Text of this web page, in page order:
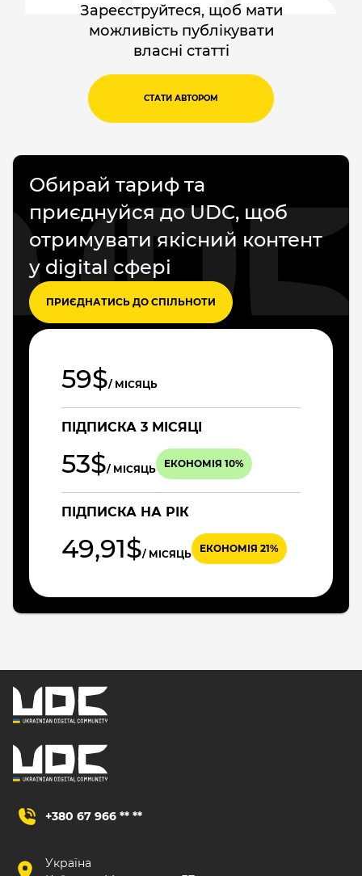
Зареєструйтеся, щоб мати
можливість публікувати
власні статті
СТАТИ АВТОРОМ
Обирай тариф та
приєднуйся до UDC, щоб
отримувати якісний контент
у digital сфері
ПРИЄДНАТИСЬ ДО СПІЛЬНОТИ
59$/ МІСЯЦЬ
ПІДПИСКА 3 МІСЯЦІ
53$/ МІСЯЦЬ ЕКОНОМІЯ 10%
ПІДПИСКА НА РІК
49,91$/ МІСЯЦЬ ЕКОНОМІЯ 21%
+380 67 966 ** **
Україна